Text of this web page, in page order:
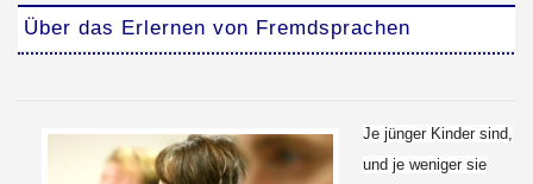
Über das Erlernen von Fremdsprachen
Je jünger Kinder sind,
und je weniger sie